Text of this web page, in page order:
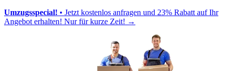
Umzugsspecial! • Jetzt kostenlos anfragen und 23% Rabatt auf Ihr
Angebot erhalten! Nur für kurze Zeit! →